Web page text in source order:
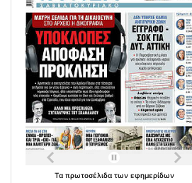
Τα πρωτοσέλιδα των εφημερίδων